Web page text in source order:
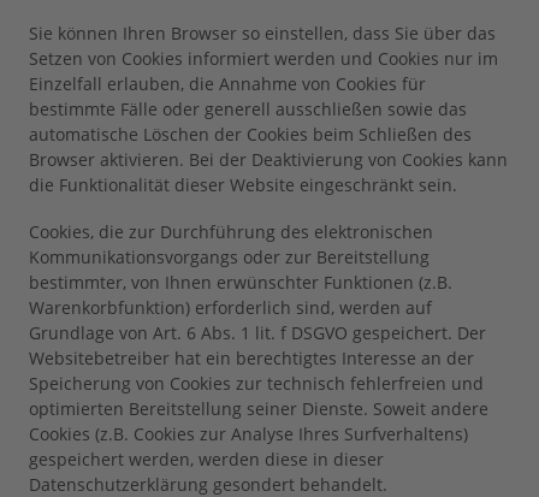
Sie können Ihren Browser so einstellen, dass Sie über das
Setzen von Cookies informiert werden und Cookies nur im
Einzelfall erlauben, die Annahme von Cookies für
bestimmte Fälle oder generell ausschließen sowie das
automatische Löschen der Cookies beim Schließen des
Browser aktivieren. Bei der Deaktivierung von Cookies kann
die Funktionalität dieser Website eingeschränkt sein.
Cookies, die zur Durchführung des elektronischen
Kommunikationsvorgangs oder zur Bereitstellung
bestimmter, von Ihnen erwünschter Funktionen (z.B.
Warenkorbfunktion) erforderlich sind, werden auf
Grundlage von Art. 6 Abs. 1 lit. f DSGVO gespeichert. Der
Websitebetreiber hat ein berechtigtes Interesse an der
Speicherung von Cookies zur technisch fehlerfreien und
optimierten Bereitstellung seiner Dienste. Soweit andere
Cookies (z.B. Cookies zur Analyse Ihres Surfverhaltens)
gespeichert werden, werden diese in dieser
Datenschutzerklärung gesondert behandelt.